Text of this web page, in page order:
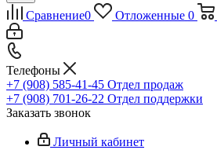
Сравнение0 Отложенные 0
Телефоны
+7 (908) 585-41-45 Отдел продаж
+7 (908) 701-26-22 Отдел поддержки
Заказать звонок
Личный кабинет